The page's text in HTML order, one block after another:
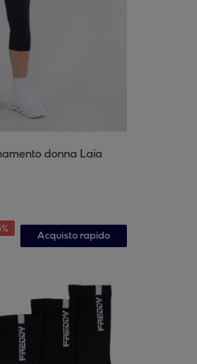
donna Laia
%
Acquisto rapido